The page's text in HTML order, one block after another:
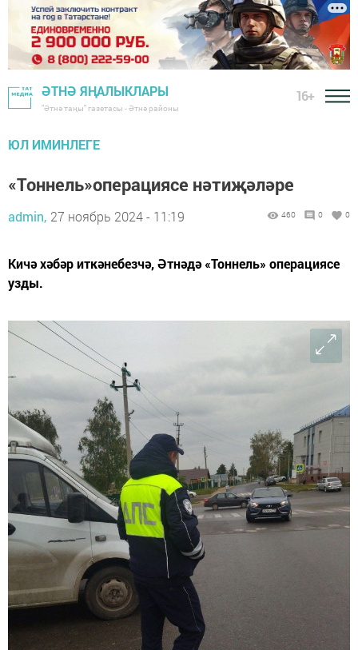
ӘТНӘ ЯҢАЛЫКЛАРЫ
"Әтнә таңы" газетасы - Әтнә районы
16+
ЮЛ ИМИНЛЕГЕ
«Тоннель»операциясе нәтиҗәләре
admin, 27 ноябрь 2024 - 11:19 460 0 0
Кичә хәбәр иткәнебезчә, Әтнәдә «Тоннель» операциясе
узды.